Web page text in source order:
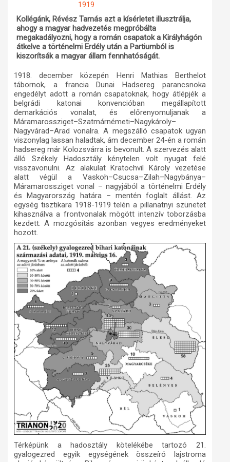
Műhelymunkák
1919
Kollégánk, Révész Tamás azt a kísérletet illusztrálja,
ahogy a magyar hadvezetés megpróbálta
megakadályozni, hogy a román csapatok a Királyhágón
átkelve a történelmi Erdély után a Partiumból is
kiszorítsák a magyar állam fennhatóságát.
1918. december közepén Henri Mathias Berthelot
tábornok, a francia Dunai Hadsereg parancsnoka
engedélyt adott a román csapatoknak, hogy átlépjék a
belgrádi katonai konvencióban megállapított
demarkációs vonalat, és előrenyomuljanak a
Máramarossziget–Szatmárnémeti–Nagykároly–
Nagyvárad–Arad vonalra. A megszálló csapatok ugyan
viszonylag lassan haladtak, ám december 24-én a román
hadsereg már Kolozsvárra is bevonult. A szervezés alatt
álló Székely Hadosztály kénytelen volt nyugat felé
visszavonulni. Az alakulat Kratochvil Károly vezetése
alatt végül a Vaskoh–Csucsa–Zilah–Nagybánya–
Máramarossziget vonal – nagyjából a történelmi Erdély
és Magyarország határa – mentén foglalt állást. Az
egység tisztikara 1918-1919 telén a pillanatnyi szünetet
kihasználva a frontvonalak mögött intenzív toborzásba
kezdett. A mozgósítás azonban vegyes eredményeket
hozott.
Térképünk a hadosztály kötelékébe tartozó 21.
gyalogezred egyik egységének összeíró lajstroma